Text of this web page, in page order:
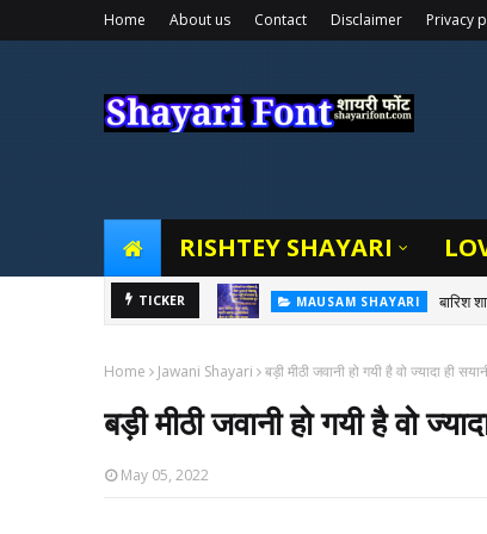
Home About us Contact Disclaimer Privacy
RISHTEY SHAYARI
TICKER MAUSAM SHAYARI बारिश
Home Jawani Shayari बड़ी मीठी जवानी हो गयी है वो ज्यादा ही
बड़ी मीठी जवानी हो गयी है वो
May 05, 2022